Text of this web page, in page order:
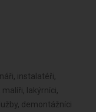
instalatéři,
lakýrníci,
demontážníci